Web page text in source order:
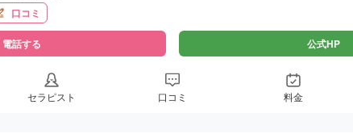
口コミ
電話する 公式HP
セラピスト 口コミ 料金